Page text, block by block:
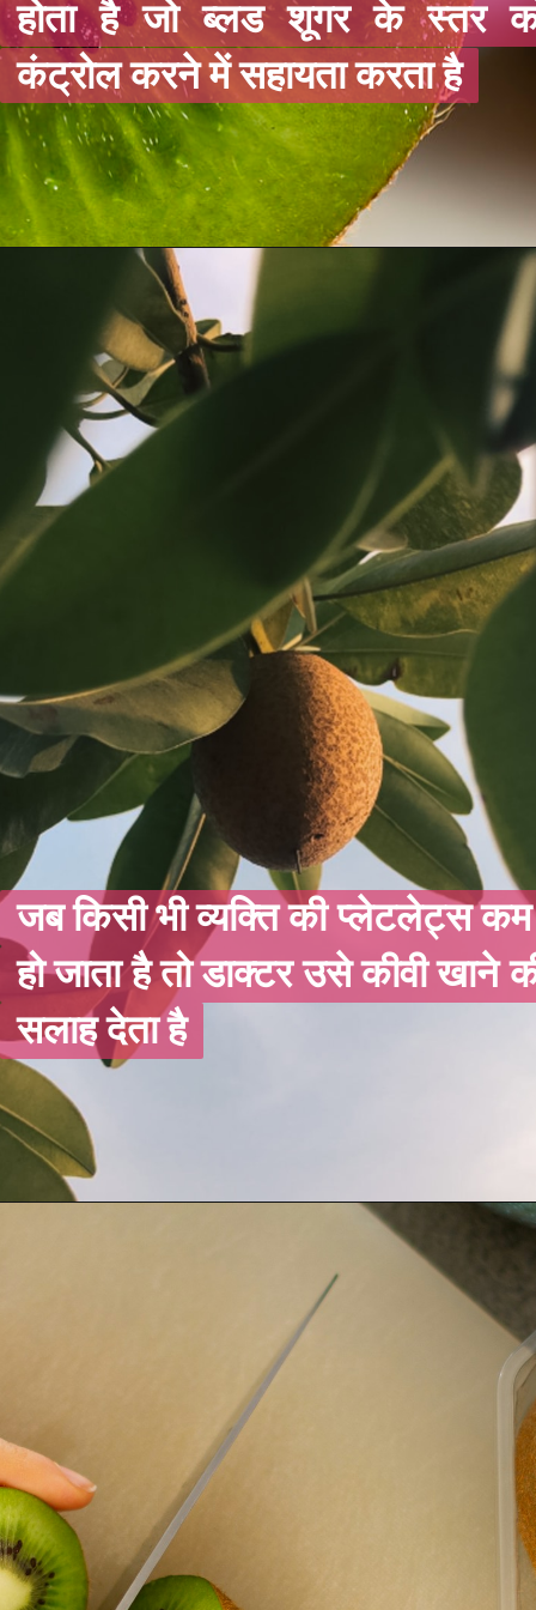
होता है जो ब्लड शूगर के स्तर
कंट्रोल करने में सहायता करता है
होता है जो ब्लड शूगर के स्तर
कंट्रोल करने में सहायता करता है
जब किसी भी व्यक्ति की प्लेटलेट्स कम
हो जाता है तो डाक्टर उसे कीवी खाने
सलाह देता है
जब किसी भी व्यक्ति की प्लेटलेट्स कम
हो जाता है तो डाक्टर उसे कीवी खाने
सलाह देता है